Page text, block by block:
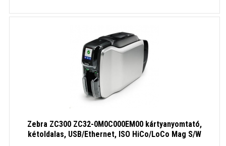
Zebra ZC300 ZC32-0M0C000EM00 kártyanyomtató,
kétoldalas, USB/Ethernet, ISO HiCo/LoCo Mag S/W